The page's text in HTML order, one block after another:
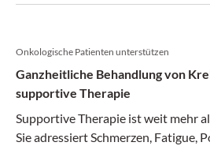
Onkologische Patienten unterstützen
Ganzheitliche Behandlung von
supportive Therapie
Supportive Therapie ist weit mehr
Sie adressiert Schmerzen, Fatigue,